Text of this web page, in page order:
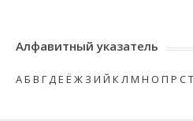
Алфавитный указатель
АБ В ГДЕ Ё Ж З И Й КЛ М Н О П Р СТ